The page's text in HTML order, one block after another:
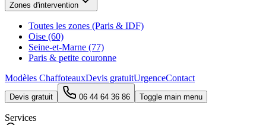
Zones d'intervention
Toutes les zones (Paris & IDF)
Oise (60)
Seine-et-Marne (77)
Paris & petite couronne
Modèles ChaffoteauxDevis gratuitUrgenceContact
Devis gratuit 06 44 64 36 86 Toggle main menu
Services